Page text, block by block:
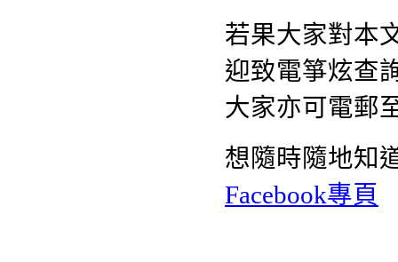
若果大家對本
迎致電箏炫查
大家亦可電郵
想隨時隨地知
Facebook專頁